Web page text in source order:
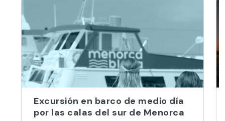
Excursión en barco de medio día
por las calas del sur de Menorca